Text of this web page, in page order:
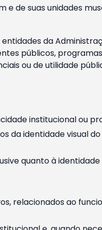
e de suas unidades
da
públicos,
ou de utilidade
institucional ou
da identidade visual
quanto à
relacionados ao